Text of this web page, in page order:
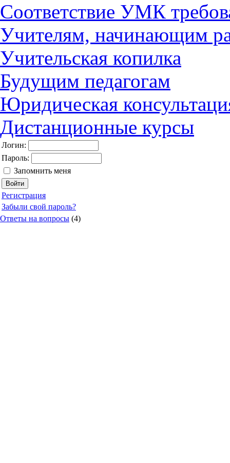
Соответствие УМК
Учителям, начинающим
Учительская копилка
Будущим педагогам
Юридическая
Дистанционные курсы
Логин:
Пароль:
Запомнить меня
Регистрация
Забыли свой пароль?
Ответы на вопросы (4)